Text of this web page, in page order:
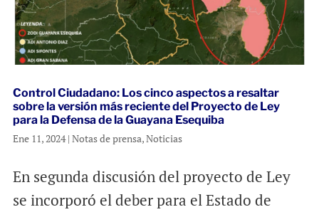
Control Ciudadano: Los cinco aspectos a resaltar
sobre la versión más reciente del Proyecto de Ley
para la Defensa de la Guayana Esequiba
Ene 11, 2024| Notas de prensa,Noticias
En segunda discusión del proyecto de Ley
se incorporó el deber para el Estado de